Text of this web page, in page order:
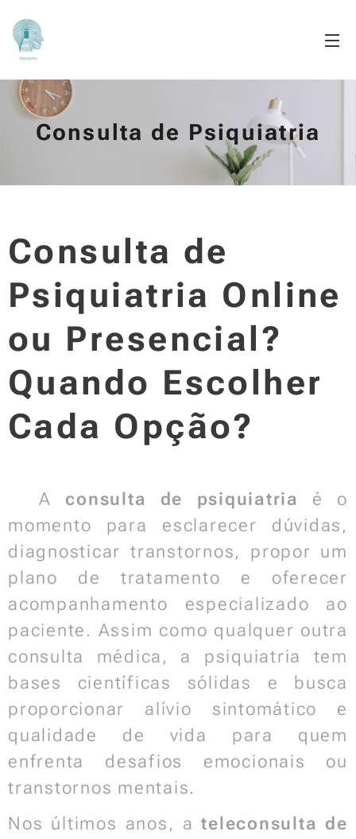
Consulta de Psiquiatria
Consulta de
Psiquiatria Online
ou Presencial?
Quando Escolher
Cada Opção?
📌A consulta de psiquiatria
é o
momento para esclarecer dúvidas,
diagnosticar transtornos, propor um
plano de tratamento e oferecer
acompanhamento especializado ao
paciente. Assim como qualquer outra
consulta médica, a psiquiatria tem
bases científicas sólidas e busca
proporcionar alívio sintomático e
qualidade de vida para quem
enfrenta desafios emocionais ou
transtornos mentais.
Nos últimos anos, ateleconsulta de